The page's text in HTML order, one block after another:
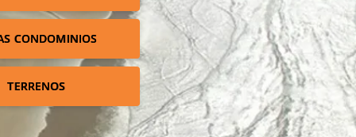
CONDOMINIOS
TERRENOS